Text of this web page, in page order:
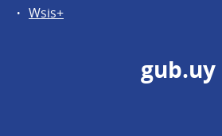
Wsis+
gub.uy